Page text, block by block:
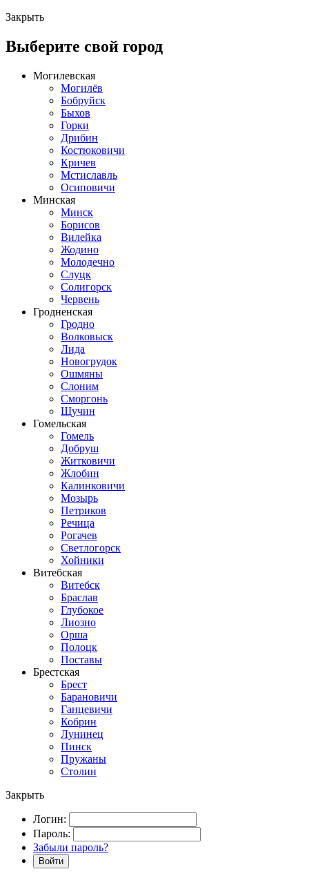
Закрыть
Выберите свой город
Могилевская
Могилёв
Бобруйск
Быхов
Горки
Дрибин
Костюковичи
Кричев
Мстиславль
Осиповичи
Минская
Минск
Борисов
Вилейка
Жодино
Молодечно
Слуцк
Солигорск
Червень
Гродненская
Гродно
Волковыск
Лида
Новогрудок
Ошмяны
Слоним
Сморгонь
Щучин
Гомельская
Гомель
Добруш
Житковичи
Жлобин
Калинковичи
Мозырь
Петриков
Речица
Рогачев
Светлогорск
Хойники
Витебская
Витебск
Браслав
Глубокое
Лиозно
Орша
Полоцк
Поставы
Брестская
Брест
Барановичи
Ганцевичи
Кобрин
Лунинец
Пинск
Пружаны
Столин
Закрыть
Логин:
Пароль:
Забыли пароль?
Войти